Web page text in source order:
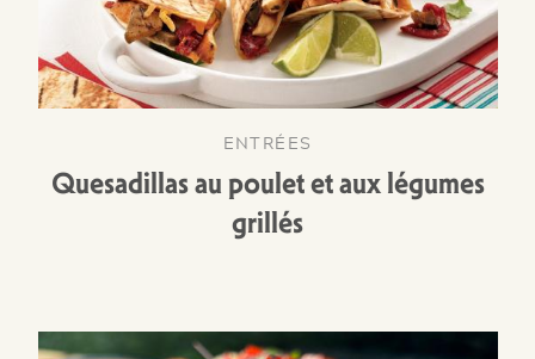
ENTRÉES
Quesadillas au poulet et aux légumes
grillés